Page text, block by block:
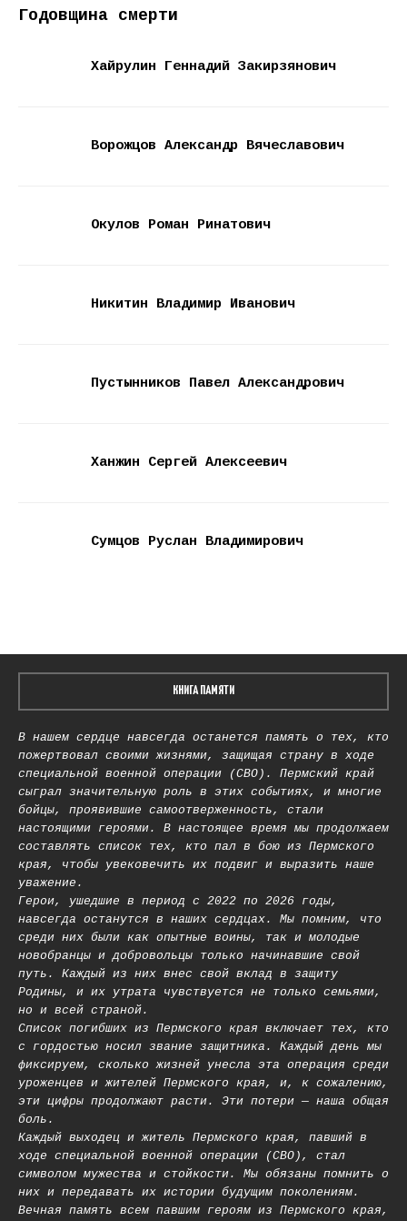
Годовщина смерти
Хайрулин Геннадий Закирзянович
Ворожцов Александр Вячеславович
Окулов Роман Ринатович
Никитин Владимир Иванович
Пустынников Павел Александрович
Ханжин Сергей Алексеевич
Сумцов Руслан Владимирович
КНИГА ПАМЯТИ
В нашем сердце навсегда останется память о тех, кто
пожертвовал своими жизнями, защищая страну в ходе
специальной военной операции (СВО). Пермский край
сыграл значительную роль в этих событиях, и многие
бойцы, проявившие самоотверженность, стали
настоящими героями. В настоящее время мы продолжаем
составлять список тех, кто пал в бою из Пермского
края, чтобы увековечить их подвиг и выразить наше
уважение.
Герои, ушедшие в период с 2022 по 2026 годы,
навсегда останутся в наших сердцах. Мы помним, что
среди них были как опытные воины, так и молодые
новобранцы и добровольцы только начинавшие свой
путь. Каждый из них внес свой вклад в защиту
Родины, и их утрата чувствуется не только семьями,
но и всей страной.
Список погибших из Пермского края включает тех, кто
с гордостью носил звание защитника. Каждый день мы
фиксируем, сколько жизней унесла эта операция среди
уроженцев и жителей Пермского края, и, к сожалению,
эти цифры продолжают расти. Эти потери — наша общая
боль.
Каждый выходец и житель Пермского края, павший в
ходе специальной военной операции (СВО), стал
символом мужества и стойкости. Мы обязаны помнить о
них и передавать их истории будущим поколениям.
Вечная память всем павшим героям из Пермского края,